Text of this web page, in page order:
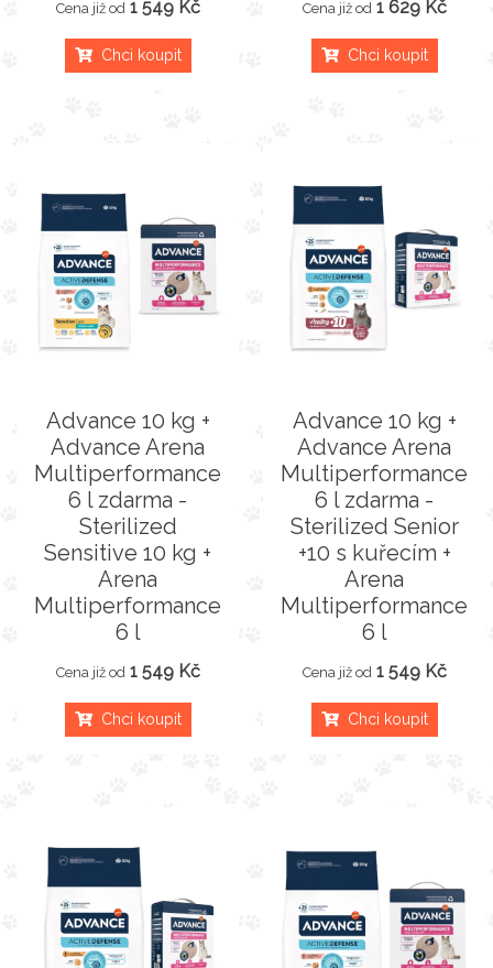
Cena již od 1 549 Kč
Chci koupit
Cena již od 1 629 Kč
Chci koupit
Advance 10 kg +
Advance Arena
Multiperformance
6 l zdarma -
Sterilized
Sensitive 10 kg +
Arena
Multiperformance
6 l
Cena již od 1 549 Kč
Chci koupit
Advance 10 kg +
Advance Arena
Multiperformance
6 l zdarma -
Sterilized Senior
+10 s kuřecím +
Arena
Multiperformance
6 l
Cena již od 1 549 Kč
Chci koupit